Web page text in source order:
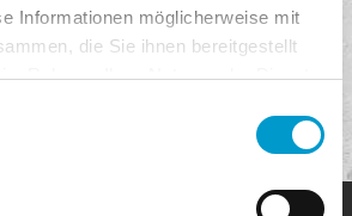
Informationen möglicherweise mit
die Sie ihnen bereitgestellt
Rahmen Ihrer Nutzung der Dienste
bezahlen
PayPal oder Kreditkarte bezahlen.